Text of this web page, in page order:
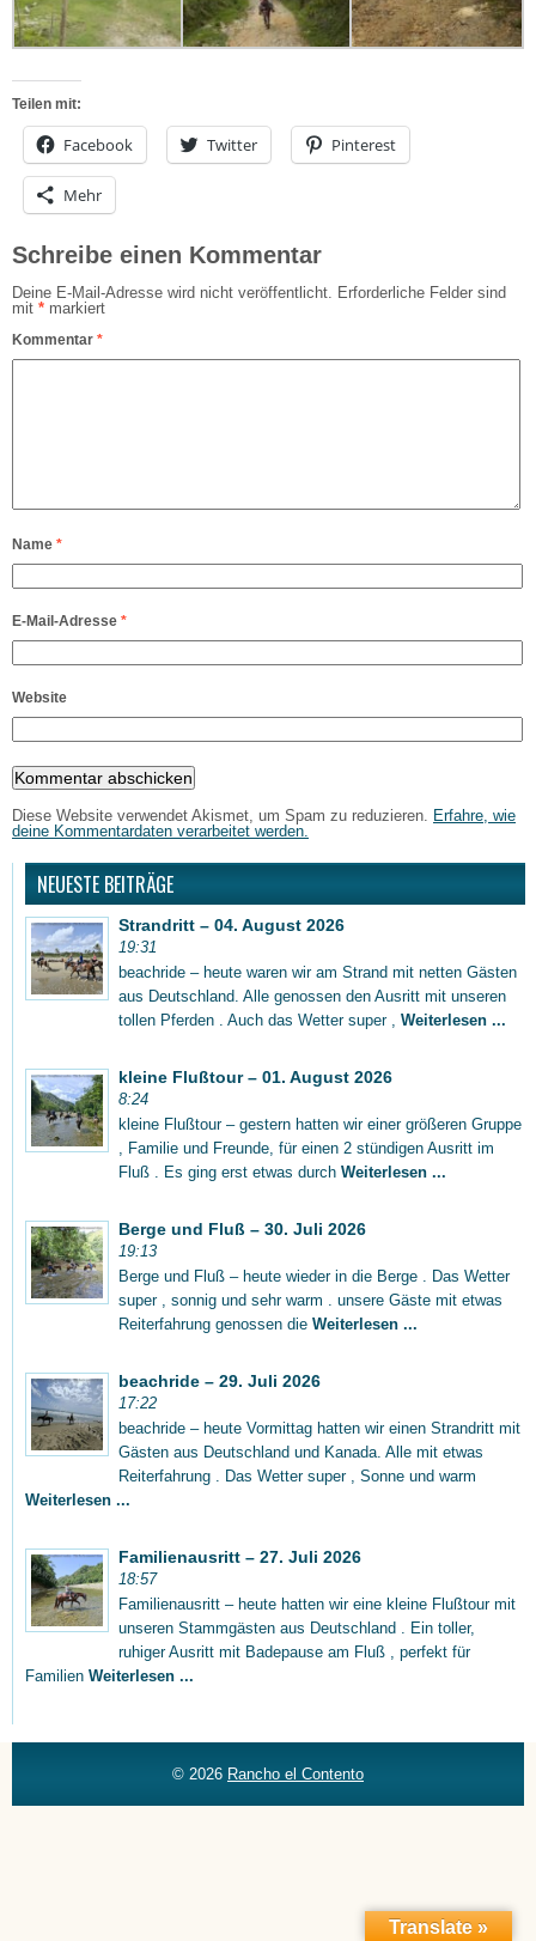
Teilen mit:
Facebook Twitter Pinterest
Mehr
Schreibe einen Kommentar
Deine E-Mail-Adresse wird nicht veröffentlicht. Erforderliche Felder sind
mit * markiert
Kommentar *
Name *
E-Mail-Adresse *
Website
Diese Website verwendet Akismet, um Spam zu reduzieren. Erfahre, wie
deine Kommentardaten verarbeitet werden.
NEUESTE BEITRÄGE
Strandritt – 04. August 2026
19:31
beachride – heute waren wir am Strand mit netten Gästen
aus Deutschland. Alle genossen den Ausritt mit unseren
tollen Pferden . Auch das Wetter super , Weiterlesen ...
kleine Flußtour – 01. August 2026
8:24
kleine Flußtour – gestern hatten wir einer größeren Gruppe
, Familie und Freunde, für einen 2 stündigen Ausritt im
Fluß . Es ging erst etwas durch Weiterlesen ...
Berge und Fluß – 30. Juli 2026
19:13
Berge und Fluß – heute wieder in die Berge . Das Wetter
super , sonnig und sehr warm . unsere Gäste mit etwas
Reiterfahrung genossen die Weiterlesen ...
beachride – 29. Juli 2026
17:22
beachride – heute Vormittag hatten wir einen Strandritt mit
Gästen aus Deutschland und Kanada. Alle mit etwas
Reiterfahrung . Das Wetter super , Sonne und warm
Weiterlesen ...
Familienausritt – 27. Juli 2026
18:57
Familienausritt – heute hatten wir eine kleine Flußtour mit
unseren Stammgästen aus Deutschland . Ein toller,
ruhiger Ausritt mit Badepause am Fluß , perfekt für
Familien Weiterlesen ...
© 2026 Rancho el Contento
Translate »